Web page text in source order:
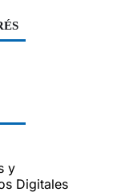
y
Digitales